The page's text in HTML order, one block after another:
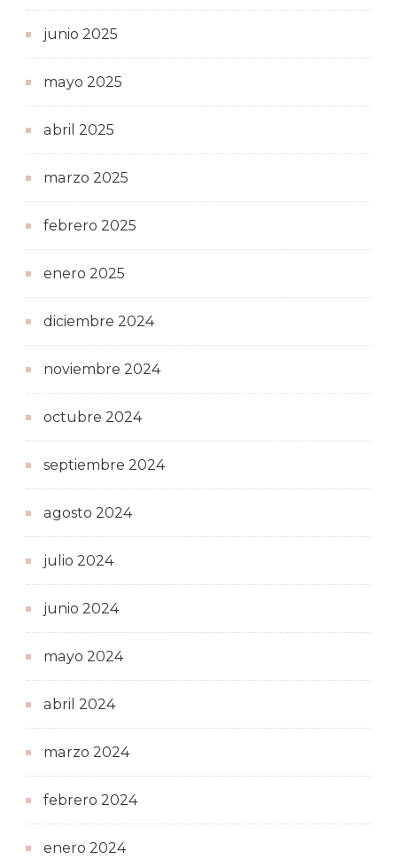
junio 2025
mayo 2025
abril 2025
marzo 2025
febrero 2025
enero 2025
diciembre 2024
noviembre 2024
octubre 2024
septiembre 2024
agosto 2024
julio 2024
junio 2024
mayo 2024
abril 2024
marzo 2024
febrero 2024
enero 2024